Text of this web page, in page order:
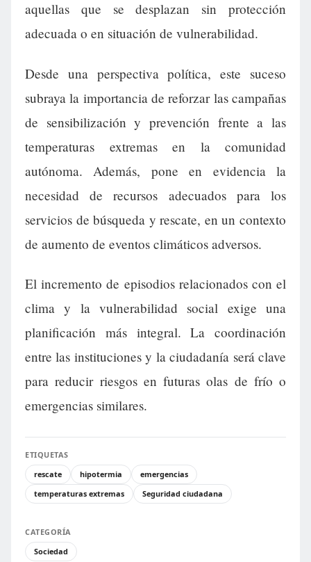
aquellas que se desplazan sin protección
adecuada o en situación de vulnerabilidad.
Desde una perspectiva política, este suceso
subraya la importancia de reforzar las campañas
de sensibilización y prevención frente a las
temperaturas extremas en la comunidad
autónoma. Además, pone en evidencia la
necesidad de recursos adecuados para los
servicios de búsqueda y rescate, en un contexto
de aumento de eventos climáticos adversos.
El incremento de episodios relacionados con el
clima y la vulnerabilidad social exige una
planificación más integral. La coordinación
entre las instituciones y la ciudadanía será clave
para reducir riesgos en futuras olas de frío o
emergencias similares.
ETIQUETAS
rescate
hipotermia
emergencias
temperaturas extremas
Seguridad ciudadana
CATEGORÍA
Sociedad